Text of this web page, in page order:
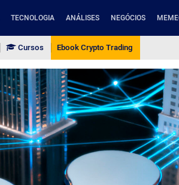
TECNOLOGIA ANÁLISES NEGÓCIOS
Cursos Ebook Crypto Trading